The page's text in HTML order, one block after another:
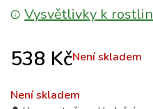
Vysvětlivky k
538 KčNení skladem
Není skladem